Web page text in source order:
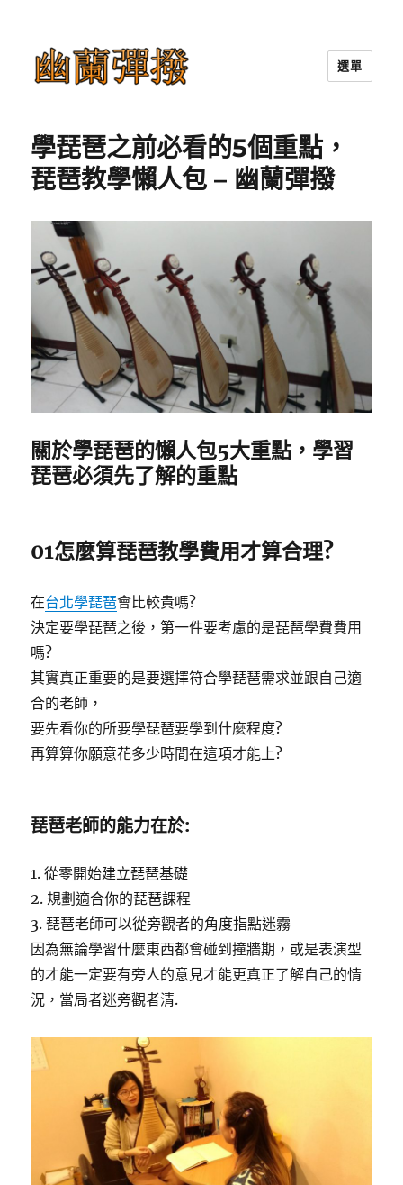
選單
學琵琶之前必看的5個重點，
琵琶教學懶人包 – 幽蘭彈撥
關於學琵琶的懶人包5大重點，學習
琵琶必須先了解的重點
01怎麼算琵琶教學費用才算合理?
在台北學琵琶會比較貴嗎?
決定要學琵琶之後，第一件要考慮的是琵琶學費費用
嗎?
其實真正重要的是要選擇符合學琵琶需求並跟自己適
合的老師，
要先看你的所要學琵琶要學到什麼程度?
再算算你願意花多少時間在這項才能上?
琵琶老師的能力在於:
1. 從零開始建立琵琶基礎
2. 規劃適合你的琵琶課程
3. 琵琶老師可以從旁觀者的角度指點迷霧
因為無論學習什麼東西都會碰到撞牆期，或是表演型
的才能一定要有旁人的意見才能更真正了解自己的情
況，當局者迷旁觀者清.